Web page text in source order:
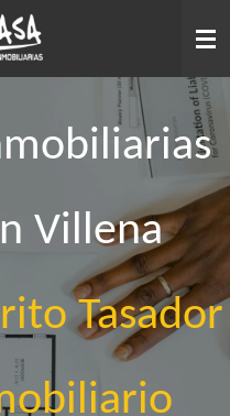
Villena
Tasador